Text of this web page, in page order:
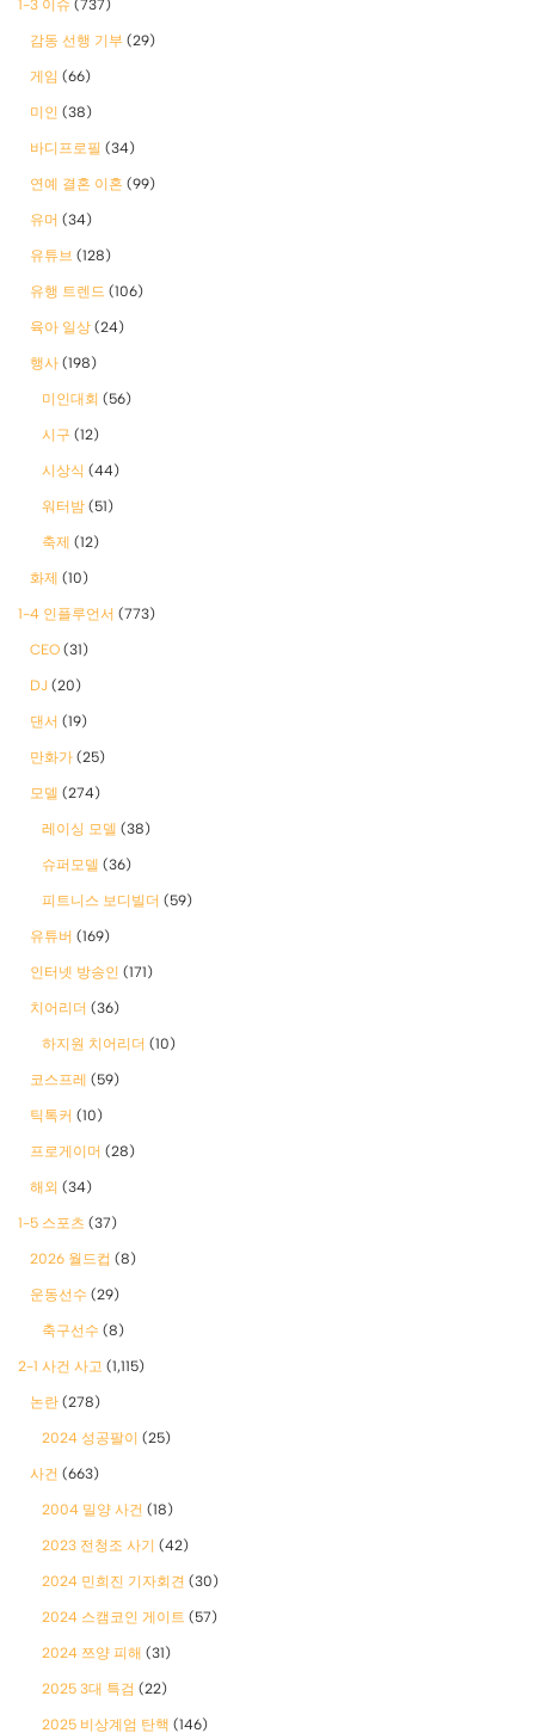
1-3 이슈 (737)
감동 선행 기부 (29)
게임 (66)
미인 (38)
바디프로필 (34)
연예 결혼 이혼 (99)
유머 (34)
유튜브 (128)
유행 트렌드 (106)
육아 일상 (24)
행사 (198)
미인대회 (56)
시구 (12)
시상식 (44)
워터밤 (51)
축제 (12)
화제 (10)
1-4 인플루언서 (773)
CEO (31)
DJ (20)
댄서 (19)
만화가 (25)
모델 (274)
레이싱 모델 (38)
슈퍼모델 (36)
피트니스 보디빌더 (59)
유튜버 (169)
인터넷 방송인 (171)
치어리더 (36)
하지원 치어리더 (10)
코스프레 (59)
틱톡커 (10)
프로게이머 (28)
해외 (34)
1-5 스포츠 (37)
2026 월드컵 (8)
운동선수 (29)
축구선수 (8)
2-1 사건 사고 (1,115)
논란 (278)
2024 성공팔이 (25)
사건 (663)
2004 밀양 사건 (18)
2023 전청조 사기 (42)
2024 민희진 기자회견 (30)
2024 스캠코인 게이트 (57)
2024 쯔양 피해 (31)
2025 3대 특검 (22)
2025 비상계엄 탄핵 (146)